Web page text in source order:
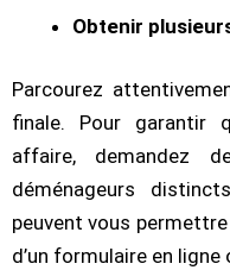
Obtenir
Parcourez
finale. Pour garantir
affaire, demandez
déménageurs
peuvent vous
d’un formulaire en ligne